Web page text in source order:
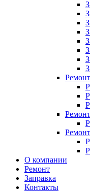
О компании
Ремонт
Заправка
Контакты